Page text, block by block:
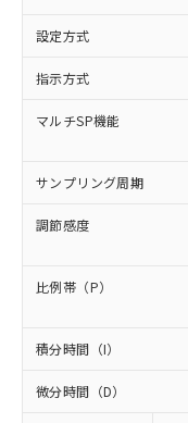
設定方式
指示方式
マルチSP機能
サンプリング周期
調節感度
比例帯（P）
積分時間（I）
微分時間（D）